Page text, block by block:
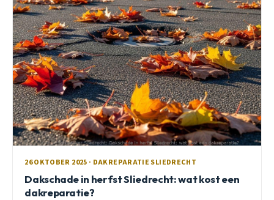
26 OKTOBER 2025 · DAKREPARATIE SLIEDRECHT
Dakschade in herfst Sliedrecht: wat kost een
dakreparatie?